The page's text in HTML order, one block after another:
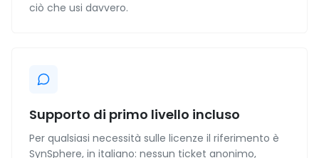
ciò che usi davvero.
Supporto di primo livello incluso
Per qualsiasi necessità sulle licenze il riferimento è
SynSphere, in italiano: nessun ticket anonimo,